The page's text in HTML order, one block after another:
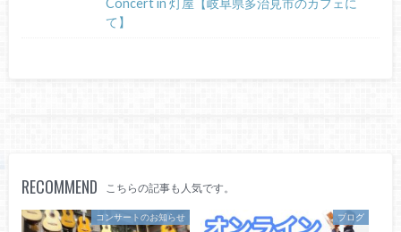
Concert in 灯屋【岐阜県多治見市のカフェに
て】
RECOMMEND こちらの記事も人気です。
コンサートのお知らせ ブログ